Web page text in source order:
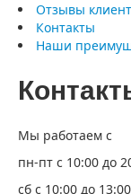
Отзывы
Контакты
Наши
Мы работаем с
пн-пт с 10:00 до
сб с 10:00 до 13:00